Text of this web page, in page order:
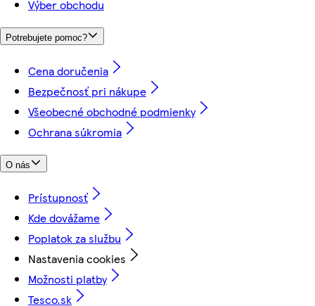
Výber obchodu
Potrebujete pomoc?
Cena doručenia
Bezpečnosť pri nákupe
Všeobecné obchodné podmienky
Ochrana súkromia
O nás
Prístupnosť
Kde dovážame
Poplatok za službu
Nastavenia cookies
Možnosti platby
Tesco.sk